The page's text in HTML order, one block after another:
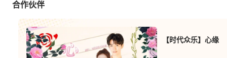
合作伙伴
【时代众乐】心缘